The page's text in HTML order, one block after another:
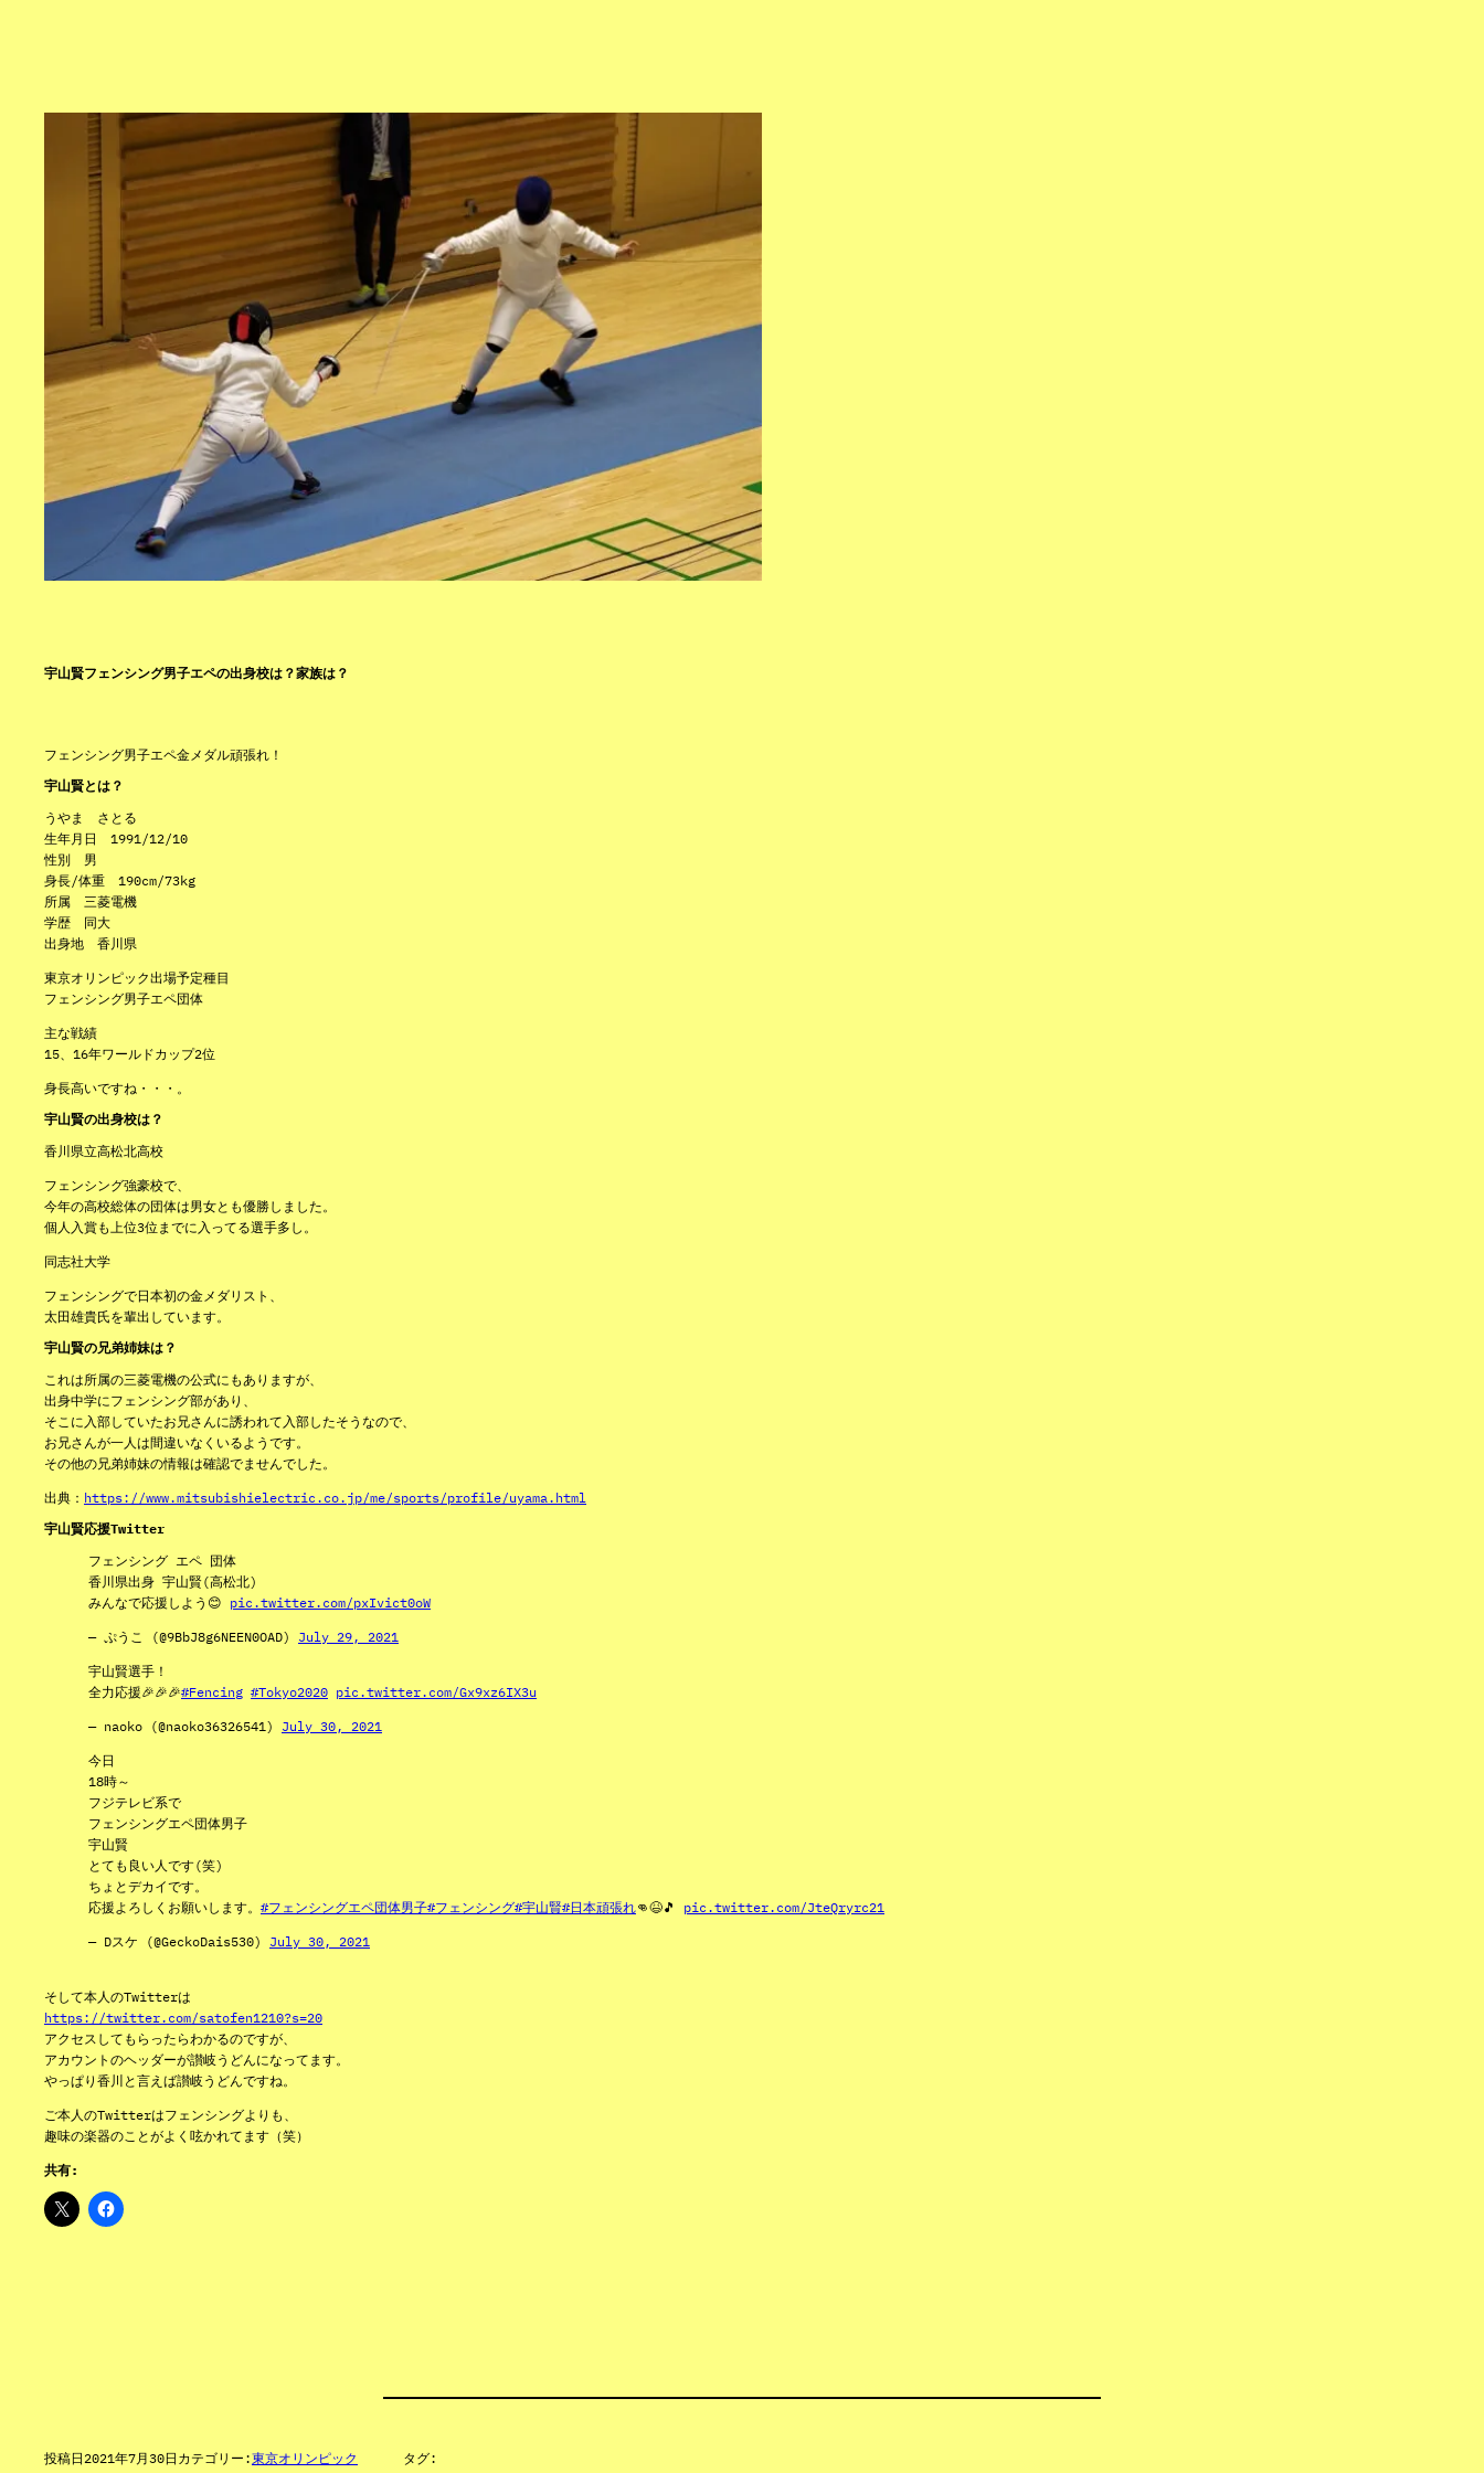
宇山賢フェンシング男子エペの出身校は？家族は？
フェンシング男子エペ金メダル頑張れ！
宇山賢とは？
うやま さとる
生年月日 1991/12/10
性別 男
身長/体重 190cm/73kg
所属 三菱電機
学歴 同大
出身地 香川県
東京オリンピック出場予定種目
フェンシング男子エペ団体
主な戦績
15、16年ワールドカップ2位
身長高いですね・・・。
宇山賢の出身校は？
香川県立高松北高校
フェンシング強豪校で、
今年の高校総体の団体は男女とも優勝しました。
個人入賞も上位3位までに入ってる選手多し。
同志社大学
フェンシングで日本初の金メダリスト、
太田雄貴氏を輩出しています。
宇山賢の兄弟姉妹は？
これは所属の三菱電機の公式にもありますが、
出身中学にフェンシング部があり、
そこに入部していたお兄さんに誘われて入部したそうなので、
お兄さんが一人は間違いなくいるようです。
その他の兄弟姉妹の情報は確認でませんでした。
出典： https://www.mitsubishielectric.co.jp/me/sports/profile/uyama.html
宇山賢応援Twitter
フェンシング エペ 団体
香川県出身 宇山賢(高松北)
みんなで応援しよう😊 pic.twitter.com/pxIvict0oW
— ぷうこ (@9BbJ8g6NEEN0OAD) July 29, 2021
宇山賢選手！
全力応援🎉🎉🎉#Fencing #Tokyo2020 pic.twitter.com/Gx9xz6IX3u
— naoko (@naoko36326541) July 30, 2021
今日
18時～
フジテレビ系で
フェンシングエペ団体男子
宇山賢
とても良い人です(笑)
ちょとデカイです。
応援よろしくお願いします。 #フェンシングエペ団体男子#フェンシング#宇山賢#日本頑張れ👊😆🎵 pic.twitter.com/JteQryrc21
— Dスケ (@GeckoDais530) July 30, 2021
そして本人のTwitterは
https://twitter.com/satofen1210?s=20
アクセスしてもらったらわかるのですが、
アカウントのヘッダーが讃岐うどんになってます。
やっぱり香川と言えば讃岐うどんですね。
ご本人のTwitterはフェンシングよりも、
趣味の楽器のことがよく呟かれてます（笑）
共有:
投稿日2021年7月30日 カテゴリー:東京オリンピック タグ: